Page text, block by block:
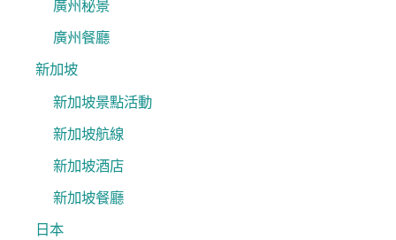
廣州秘景
廣州餐廳
新加坡
新加坡景點活動
新加坡航線
新加坡酒店
新加坡餐廳
日本